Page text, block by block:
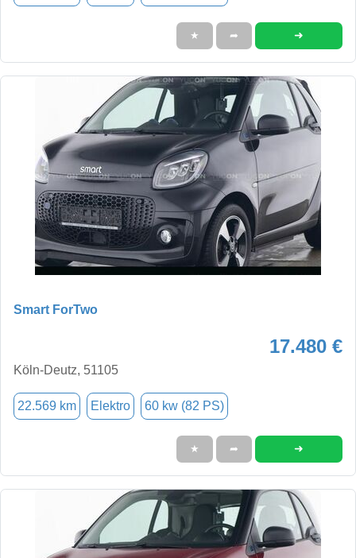
★ ➦ ➜
Smart ForTwo
17.480 €
Köln-Deutz, 51105
22.569 km Elektro 60 kw (82 PS)
★ ➦ ➜